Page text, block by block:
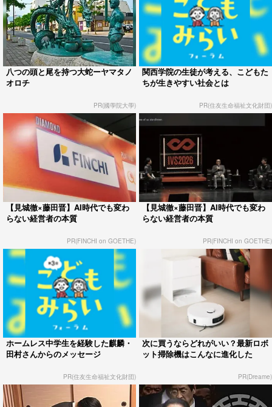
八つの頭と尾を持つ大蛇ーヤマタノ
オロチ
PR(國學院大學)
関西学院の生徒が考える、こどもた
ちが生きやすい社会とは
PR(住友生命福祉文化財団)
【見城徹×藤田晋】AI時代でも変わ
らない経営者の本質
PR(FINCHI on GOETHE)
【見城徹×藤田晋】AI時代でも変わ
らない経営者の本質
PR(FINCHI on GOETHE)
ホームレス中学生を経験した麒麟・
田村さんからのメッセージ
PR(住友生命福祉文化財団)
次に買うならどれがいい？最新ロボ
ット掃除機はこんなに進化した
PR(Dreame)